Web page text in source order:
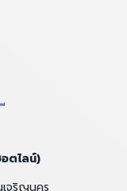
ตไลน์)
จริญนคร